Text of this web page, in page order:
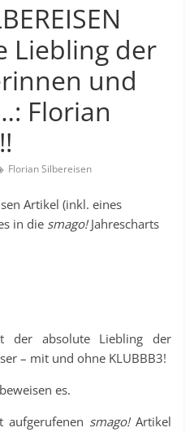
Liebling der
und
Florian
Florian Silbereisen
Artikel (inkl. eines
in die smago!Jahrescharts
ist der absolute Liebling der
– mit und ohne KLUBBB3!
es.
smago!Artikel